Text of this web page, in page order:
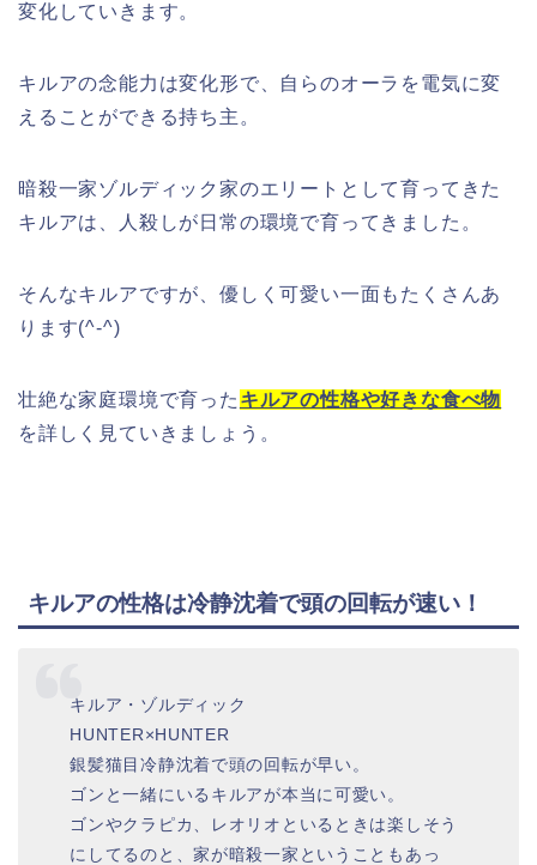
変化していきます。
キルアの念能力は変化形で、自らのオーラを電気に変
えることができる持ち主。
暗殺一家ゾルディック家のエリートとして育ってきた
キルアは、人殺しが日常の環境で育ってきました。
そんなキルアですが、優しく可愛い一面もたくさんあ
ります(^-^)
壮絶な家庭環境で育った キルアの性格や好きな食べ物
を詳しく見ていきましょう。
キルアの性格は冷静沈着で頭の回転が速い！
キルア・ゾルディック
HUNTER×HUNTER
銀髪猫目冷静沈着で頭の回転が早い。
ゴンと一緒にいるキルアが本当に可愛い。
ゴンやクラピカ、レオリオといるときは楽しそう
にしてるのと、家が暗殺一家ということもあっ